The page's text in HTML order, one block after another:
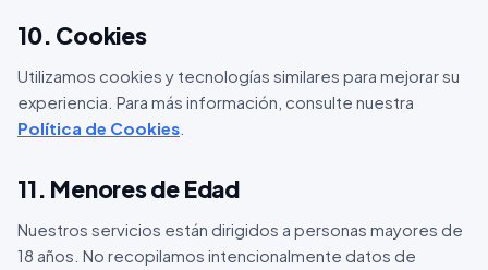
10. Cookies
Utilizamos cookies y tecnologías similares para mejorar su
experiencia. Para más información, consulte nuestra
Política de Cookies
11. Menores de Edad
Nuestros servicios están dirigidos a personas mayores de
18 años. No recopilamos intencionalmente datos de